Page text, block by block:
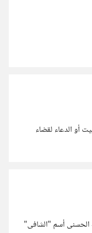
أو الدعاء لقضاء
الحسنى أسم "الشافى"